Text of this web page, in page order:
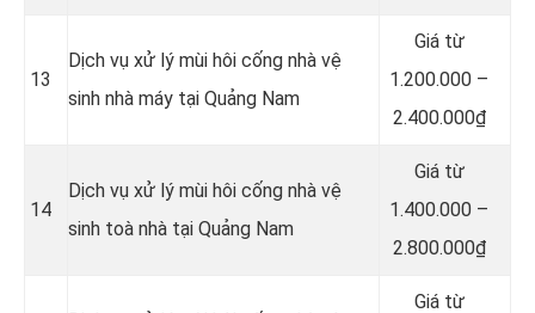
13
Dịch vụ xử lý mùi hôi cống nhà vệ
sinh nhà máy tại Quảng Nam
Giá từ
1.200.000 –
2.400.000₫
14
Dịch vụ xử lý mùi hôi cống nhà vệ
sinh toà nhà tại Quảng Nam
Giá từ
1.400.000 –
2.800.000₫
Giá từ